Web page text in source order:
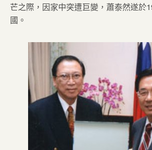
芒之際，因家中突遭巨變，蕭泰然遂於
國。